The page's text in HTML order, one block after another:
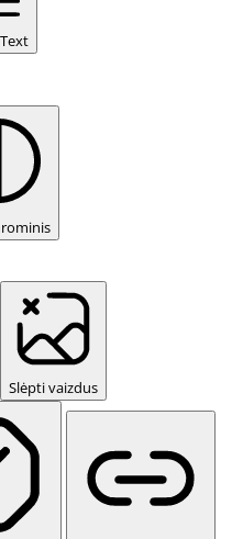
Slėpti vaizdus